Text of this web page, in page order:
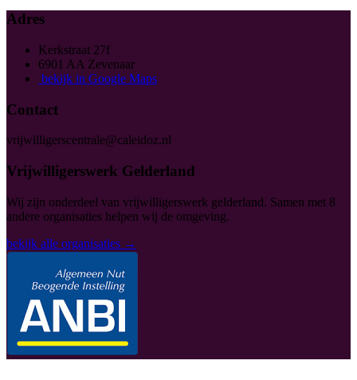
Adres
Kerkstraat 27f
6901 AA Zevenaar
bekijk in Google Maps
Contact
vrijwilligerscentrale@caleidoz.nl
Vrijwilligerswerk Gelderland
Wij zijn onderdeel van vrijwilligerswerk gelderland. Samen met 8
andere organisaties helpen wij de omgeving.
bekijk alle organisaties →